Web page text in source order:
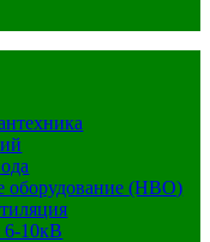
оборудование (НВО)
6-10кВ